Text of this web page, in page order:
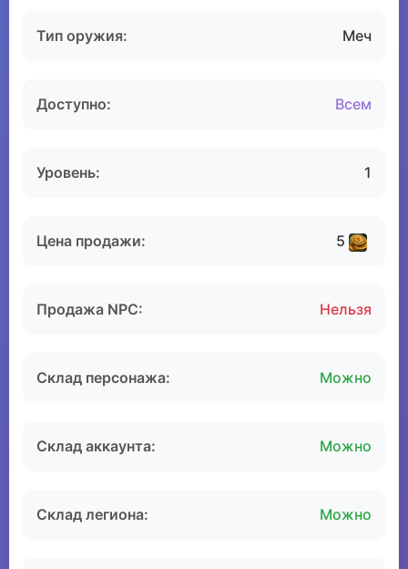
Тип оружия: Меч
Доступно: Всем
Уровень: 1
Цена продажи: 5
Продажа NPC: Нельзя
Склад персонажа: Можно
Склад аккаунта: Можно
Склад легиона: Можно